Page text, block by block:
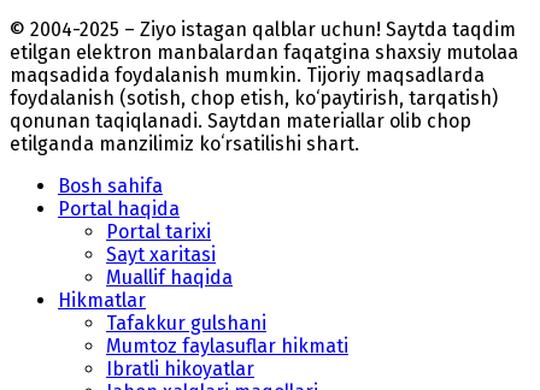
© 2004-2025 – Ziyo istagan qalblar uchun! Saytda taqdim
etilgan elektron manbalardan faqatgina shaxsiy mutolaa
maqsadida foydalanish mumkin. Tijoriy maqsadlarda
foydalanish (sotish, chop etish, ko‘paytirish, tarqatish)
qonunan taqiqlanadi. Saytdan materiallar olib chop
etilganda manzilimiz koʻrsatilishi shart.
Bosh sahifa
Portal haqida
Portal tarixi
Sayt xaritasi
Muallif haqida
Hikmatlar
Tafakkur gulshani
Mumtoz faylasuflar hikmati
Ibratli hikoyatlar